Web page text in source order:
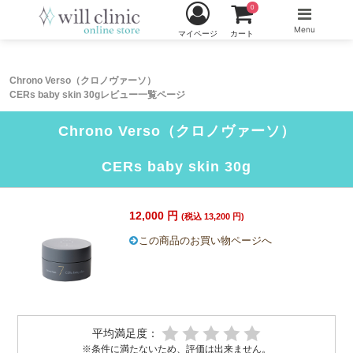
Chrono Verso（クロノヴァーソ）
CERs baby skin 30gレビュー一覧ページ
マイページ カート
0
Menu
Chrono Verso（クロノヴァーソ）
CERs baby skin 30g
12,000 円 (税込 13,200 円)
この商品のお買い物ページへ
平均満足度：
※条件に満たないため、評価は出来ません。